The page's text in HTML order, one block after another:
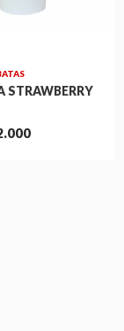
STRAWBERRY